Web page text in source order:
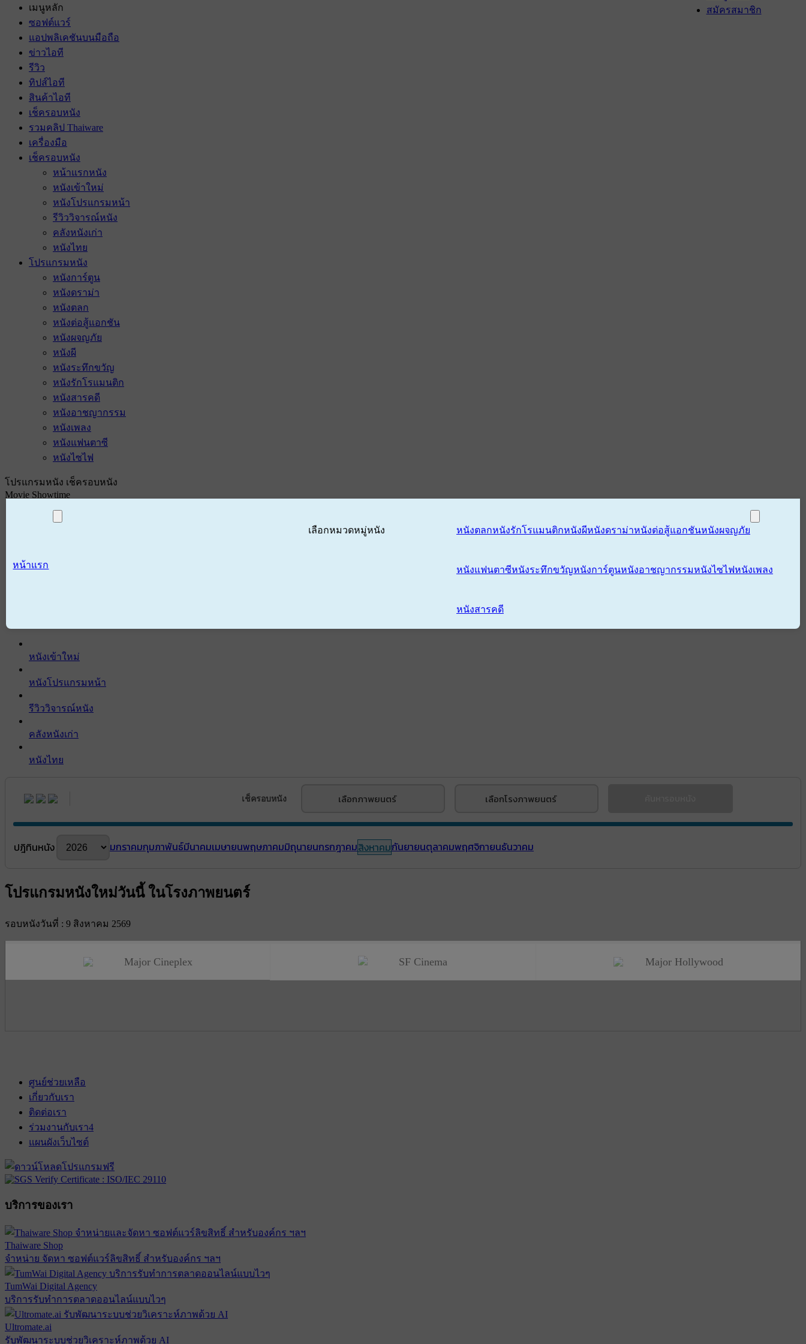
สมัครสมาชิก
เมนูหลัก
ซอฟต์แวร์
แอปพลิเคชันบนมือถือ
ข่าวไอที
รีวิว
ทิปส์ไอที
สินค้าไอที
เช็ครอบหนัง
รวมคลิป Thaiware
เครื่องมือ
เช็ครอบหนัง
หน้าแรกหนัง
หนังเข้าใหม่
หนังโปรแกรมหน้า
รีวิววิจารณ์หนัง
คลังหนังเก่า
หนังไทย
โปรแกรมหนัง
หนังการ์ตูน
หนังดราม่า
หนังตลก
หนังต่อสู้แอกชัน
หนังผจญภัย
หนังผี
หนังระทึกขวัญ
หนังรักโรแมนติก
หนังสารคดี
หนังอาชญากรรม
หนังเพลง
หนังแฟนตาซี
หนังไซไฟ
โปรแกรมหนัง เช็ครอบหนัง
Movie Showtime
หน้าแรก
เลือกหมวดหมู่หนัง หนังตลกหนังรักโรแมนติกหนังผีหนังดราม่าหนังต่อสู้แอกชันหนังผจญภัย
หนังแฟนตาซีหนังระทึกขวัญหนังการ์ตูนหนังอาชญากรรมหนังไซไฟหนังเพลง
หนังสารคดี
หนังเข้าใหม่
หนังโปรแกรมหน้า
รีวิววิจารณ์หนัง
คลังหนังเก่า
หนังไทย
เช็ครอบหนัง เลือกภาพยนตร์ เลือกโรงภาพยนตร์
ปฎิทินหนัง มกราคมกุมภาพันธ์มีนาคมเมษายนพฤษภาคมมิถุนายนกรกฎาคมสิงหาคมกันยายนตุลาคมพฤศจิกายนธันวาคม
โปรแกรมหนังใหม่วันนี้ ในโรงภาพยนตร์
รอบหนังวันที่ : 9 สิงหาคม 2569
Major Cineplex SF Cinema Major Hollywood
ศูนย์ช่วยเหลือ
เกี่ยวกับเรา
ติดต่อเรา
ร่วมงานกับเรา4
แผนผังเว็บไซต์
บริการของเรา
Thaiware Shop
จำหน่าย จัดหา ซอฟต์แวร์ลิขสิทธิ์ สำหรับองค์กร ฯลฯ
TumWai Digital Agency
บริการรับทำการตลาดออนไลน์แบบไวๆ
Ultromate.ai
รับพัฒนาระบบช่วยวิเคราะห์ภาพด้วย AI